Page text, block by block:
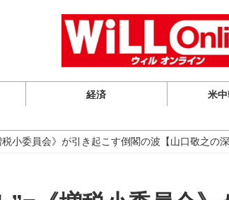
経済 米
小委員会》が引き起こす倒閣の波【山口敬之の